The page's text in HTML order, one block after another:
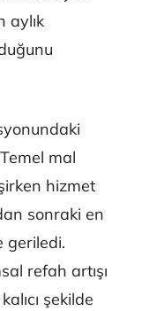
aylık
mal
hizmet
sonraki en
geriledi.
refah artışı
şekilde